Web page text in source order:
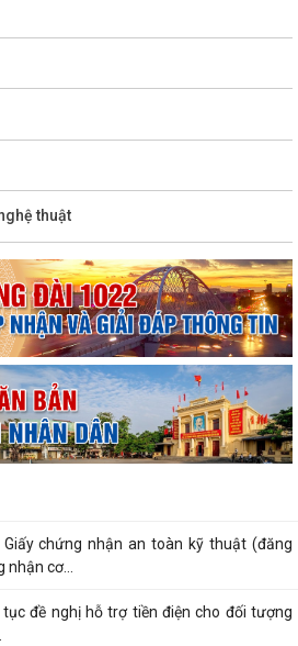
thuật
Hải Phòng và mở rộng mô hình chuyển
tiền...
làm sạch, chuẩn hóa dữ liệu đăng ký hộ
2026
TUYÊN TRUYỀN HƯỚNG DẪN NÔNG
CHO THỦY SẢN NUÔI
chứng nhận an toàn kỹ thuật (đăng
cơ...
đề nghị hỗ trợ tiền điện cho đối tượng